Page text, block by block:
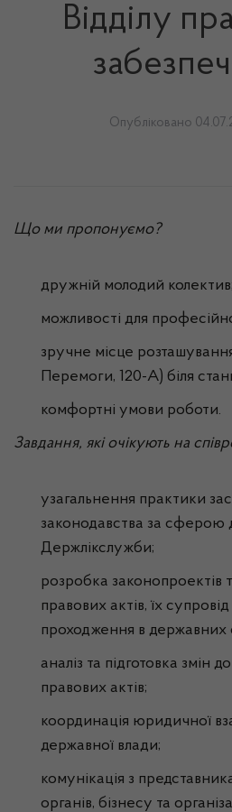
Відділу
Опубліковано
Що ми пропонуємо?
дружній молодий колектив;
можливості для
зручне місце
Перемоги, 120-А) біля
комфортні умови роботи.
Завдання, які очікують на
узагальнення практики
законодавства за сферою
Держлікслужби;
розробка законопроектів
правових актів, їх
проходження в державних
аналіз та підготовка змін
правових актів;
координація юридичної
державної влади;
комунікація з
органів, бізнесу та